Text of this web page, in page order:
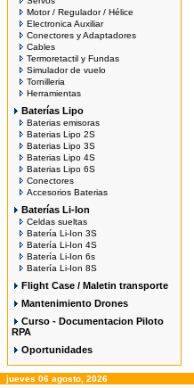
Motor / Regulador / Hélice
Electronica Auxiliar
Conectores y Adaptadores
Cables
Termoretactil y Fundas
Simulador de vuelo
Tornilleria
Herramientas
Baterías Lipo
Baterias emisoras
Baterias Lipo 2S
Baterias Lipo 3S
Baterias Lipo 4S
Baterias Lipo 6S
Conectores
Accesorios Baterias
Baterías Li-Ion
Celdas sueltas
Batería Li-Ion 3S
Batería Li-Ion 4S
Batería Li-Ion 6s
Batería Li-Ion 8S
Flight Case / Maletin transporte
Mantenimiento Drones
Curso - Documentacion Piloto
RPA
Oportunidades
jueves 06 agosto, 2026